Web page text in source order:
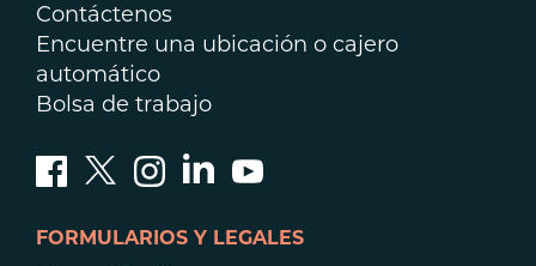
Contáctenos
Encuentre una ubicación o cajero
automático
Bolsa de trabajo
FORMULARIOS Y LEGALES